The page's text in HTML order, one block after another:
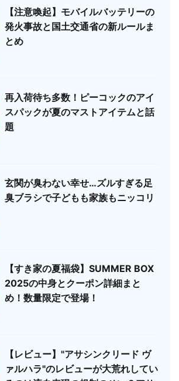
【注意喚起】モバイルバッテリーの
発火事故と国土交通省の新ルールま
とめ
再入荷待ち多数！ピーコックのアイ
スパックが夏のマストアイテムと話
題
玄関が臭わない幸せ…ズルすぎる足
臭ブラシで子どもも家族もニッコリ
【すき家の夏福袋】SUMMER BOX
2025の中身とクーポン詳細まと
め！数量限定で登場！
【レビュー】"アサシンクリード ヴ
ァルハラ"のレビューが大荒れしてい